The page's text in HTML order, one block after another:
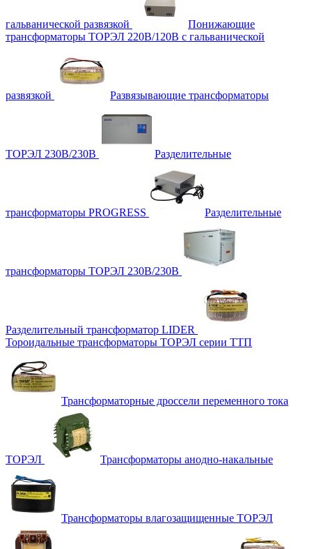
гальванической развязкой
Понижающие
трансформаторы ТОРЭЛ 220В/120В с гальванической
развязкой Развязывающие трансформаторы
ТОРЭЛ 230В/230В Разделительные
трансформаторы PROGRESS Разделительные
трансформаторы ТОРЭЛ 230В/230В
Разделительный трансформатор LIDER
Тороидальные трансформаторы ТОРЭЛ серии ТТП
Трансформаторные дроссели переменного тока
ТОРЭЛ Трансформаторы анодно-накальные
Трансформаторы влагозащищенные ТОРЭЛ